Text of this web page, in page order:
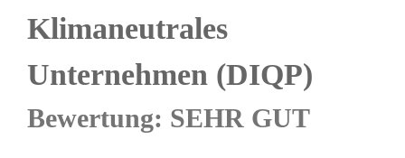
Klimaneutrales
Unternehmen (DIQP)
Bewertung: SEHR GUT